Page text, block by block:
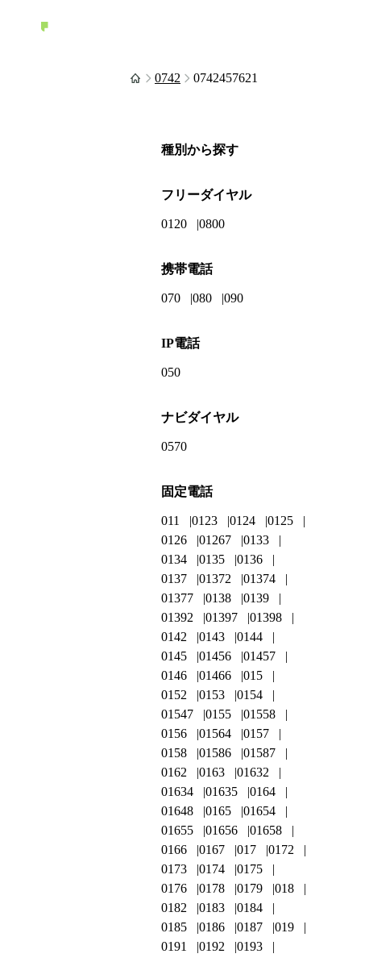
0742 0742457621
種別から探す
フリーダイヤル
0120 0800
携帯電話
070 080 090
IP電話
050
ナビダイヤル
0570
固定電話
011 0123 0124
0125
0126
01267
0133
0134
0135
0136
0137
01372
01374
01377
0138
0139
01392
01397
01398
0142
0143
0144
0145
01456
01457
0146
01466
015
0152
0153
0154
01547
0155
01558
0156
01564
0157
0158
01586
01587
0162
0163
01632
01634
01635
0164
01648
0165
01654
01655
01656
01658
0166
0167 017
0172
0173
0174
0175
0176
0178 0179
018
0182
0183
0184
0185
0186 0187
019
0191
0192
0193